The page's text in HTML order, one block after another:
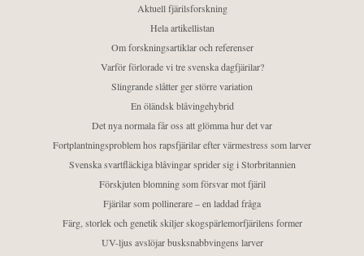
Aktuell fjärilsforskning
Hela artikellistan
Om forskningsartiklar och referenser
Varför förlorade vi tre svenska dagfjärilar?
Slingrande slåtter ger större variation
En öländsk blåvingehybrid
Det nya normala får oss att glömma hur det var
Fortplantningsproblem hos rapsfjärilar efter värmestress som larver
Svenska svartfläckiga blåvingar sprider sig i Storbritannien
Förskjuten blomning som försvar mot fjäril
Fjärilar som pollinerare – en laddad fråga
Färg, storlek och genetik skiljer skogspärlemorfjärilens former
UV-ljus avslöjar busksnabbvingens larver